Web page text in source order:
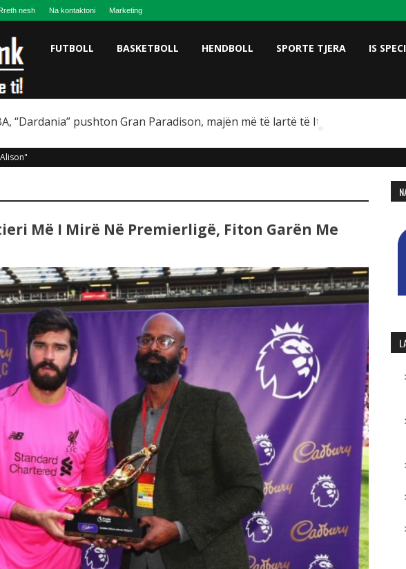
nesh Na kontaktoni Marketing
FUTBOLL BASKETBOLL HENDBOLL SPORTE TJERA IS
“Dardania” pushton Gran Paradison, majën më të lartë të Italisë
Më I Mirë Në Premierligë, Fiton Garën Me